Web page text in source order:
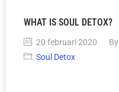
WHAT IS SOUL DETOX?
20 februari 2020 By
Soul Detox